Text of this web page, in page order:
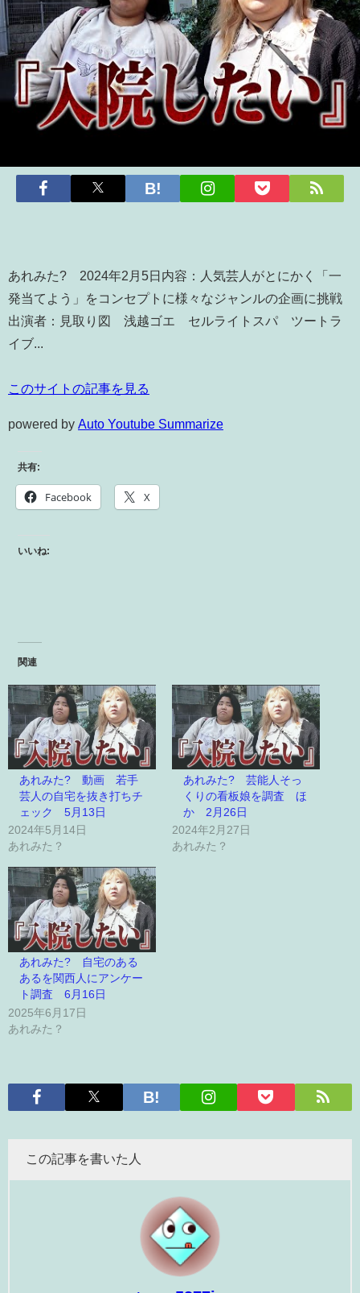
あれみた? 2024年2月5日内容：人気芸人がとにかく「一
発当てよう」をコンセプトに様々なジャンルの企画に挑戦
出演者：見取り図 浅越ゴエ セルライトスパ ツートラ
イブ...
このサイトの記事を見る
powered by Auto Youtube Summarize
共有:
Facebook X
いいね:
関連
あれみた? 動画 若手
芸人の自宅を抜き打ちチ
ェック 5月13日
2024年5月14日
あれみた？
あれみた? 芸能人そっ
くりの看板娘を調査 ほ
か 2月26日
2024年2月27日
あれみた？
あれみた? 自宅のある
あるを関西人にアンケー
ト調査 6月16日
2025年6月17日
あれみた？
この記事を書いた人